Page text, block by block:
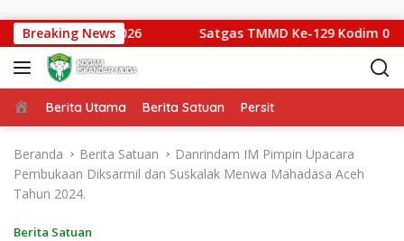
Breaking News
IM Cup 2026 Satgas TMMD Ke-129 Kodim 0102/
Beranda
Berita Utama Berita Satuan Persit
Beranda Berita Satuan
Danrindam IM Pimpin Upacara
Pembukaan Diksarmil dan Suskalak Menwa Mahadasa Aceh
Tahun 2024.
Berita Satuan